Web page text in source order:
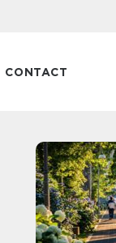
CONTACT